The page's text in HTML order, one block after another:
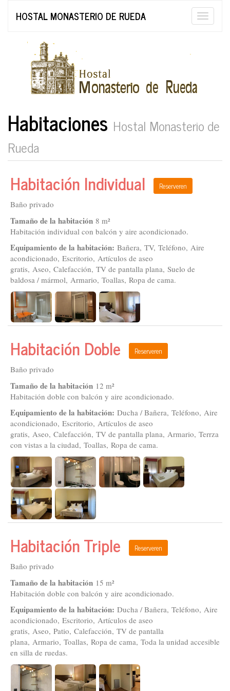
Toggle
HOSTAL MONASTERIO DE RUEDA
Habitaciones Hostal Monasterio de
Rueda
Habitación Individual Reserveren
Baño privado
Tamaño de la habitación 8 m²
Habitación individual con balcón y aire acondicionado.
Equipamiento de la habitación: Bañera, TV, Teléfono, Aire
acondicionado, Escritorio, Artículos de aseo
gratis, Aseo, Calefacción, TV de pantalla plana, Suelo de
baldosa / mármol, Armario, Toallas, Ropa de cama.
Habitación Doble Reserveren
Baño privado
Tamaño de la habitación 12 m²
Habitación doble con balcón y aire acondicionado.
Equipamiento de la habitación: Ducha / Bañera, Teléfono, Aire
acondicionado, Escritorio, Artículos de aseo
gratis, Aseo, Calefacción, TV de pantalla plana, Armario, Terrza
con vistas a la ciudad, Toallas, Ropa de cama.
Habitación Triple Reserveren
Baño privado
Tamaño de la habitación 15 m²
Habitación doble con balcón y aire acondicionado.
Equipamiento de la habitación: Ducha / Bañera, Teléfono, Aire
acondicionado, Escritorio, Artículos de aseo
gratis, Aseo, Patio, Calefacción, TV de pantalla
plana, Armario, Toallas, Ropa de cama, Toda la unidad accesible
en silla de ruedas.